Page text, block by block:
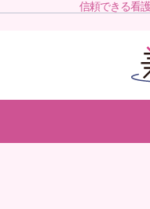
信頼できる看